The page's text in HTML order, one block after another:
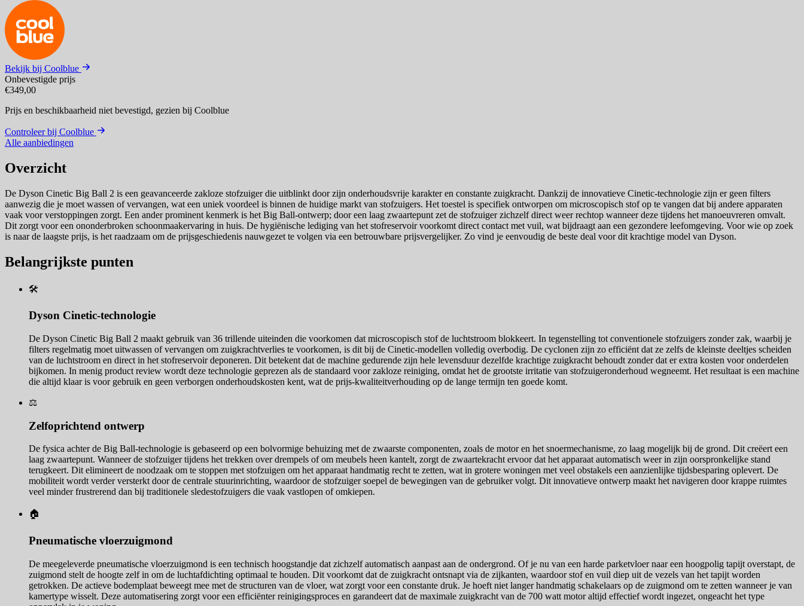
Bekijk bij Coolblue
Onbevestigde prijs
€349,00
Prijs en beschikbaarheid niet bevestigd, gezien bij Coolblue
Controleer bij Coolblue
Alle aanbiedingen
Overzicht
De Dyson Cinetic Big Ball 2 is een geavanceerde zakloze stofzuiger die uitblinkt door zijn onderhoudsvrije karakter en constante zuigkracht. Dankzij de innovatieve Cinetic-technologie zijn er geen filters
aanwezig die je moet wassen of vervangen, wat een uniek voordeel is binnen de huidige markt van stofzuigers. Het toestel is specifiek ontworpen om microscopisch stof op te vangen dat bij andere apparaten
vaak voor verstoppingen zorgt. Een ander prominent kenmerk is het Big Ball-ontwerp; door een laag zwaartepunt zet de stofzuiger zichzelf direct weer rechtop wanneer deze tijdens het manoeuvreren omvalt.
Dit zorgt voor een ononderbroken schoonmaakervaring in huis. De hygiënische lediging van het stofreservoir voorkomt direct contact met vuil, wat bijdraagt aan een gezondere leefomgeving. Voor wie op zoek
is naar de laagste prijs, is het raadzaam om de prijsgeschiedenis nauwgezet te volgen via een betrouwbare prijsvergelijker. Zo vind je eenvoudig de beste deal voor dit krachtige model van Dyson.
Belangrijkste punten
🛠️
Dyson Cinetic-technologie
De Dyson Cinetic Big Ball 2 maakt gebruik van 36 trillende uiteinden die voorkomen dat microscopisch stof de luchtstroom blokkeert. In tegenstelling tot conventionele stofzuigers zonder zak, waarbij je
filters regelmatig moet uitwassen of vervangen om zuigkrachtverlies te voorkomen, is dit bij de Cinetic-modellen volledig overbodig. De cyclonen zijn zo efficiënt dat ze zelfs de kleinste deeltjes scheiden
van de luchtstroom en direct in het stofreservoir deponeren. Dit betekent dat de machine gedurende zijn hele levensduur dezelfde krachtige zuigkracht behoudt zonder dat er extra kosten voor onderdelen
bijkomen. In menig product review wordt deze technologie geprezen als de standaard voor zakloze reiniging, omdat het de grootste irritatie van stofzuigeronderhoud wegneemt. Het resultaat is een machine
die altijd klaar is voor gebruik en geen verborgen onderhoudskosten kent, wat de prijs-kwaliteitverhouding op de lange termijn ten goede komt.
⚖️
Zelfoprichtend ontwerp
De fysica achter de Big Ball-technologie is gebaseerd op een bolvormige behuizing met de zwaarste componenten, zoals de motor en het snoermechanisme, zo laag mogelijk bij de grond. Dit creëert een
laag zwaartepunt. Wanneer de stofzuiger tijdens het trekken over drempels of om meubels heen kantelt, zorgt de zwaartekracht ervoor dat het apparaat automatisch weer in zijn oorspronkelijke stand
terugkeert. Dit elimineert de noodzaak om te stoppen met stofzuigen om het apparaat handmatig recht te zetten, wat in grotere woningen met veel obstakels een aanzienlijke tijdsbesparing oplevert. De
mobiliteit wordt verder versterkt door de centrale stuurinrichting, waardoor de stofzuiger soepel de bewegingen van de gebruiker volgt. Dit innovatieve ontwerp maakt het navigeren door krappe ruimtes
veel minder frustrerend dan bij traditionele sledestofzuigers die vaak vastlopen of omkiepen.
🏠
Pneumatische vloerzuigmond
De meegeleverde pneumatische vloerzuigmond is een technisch hoogstandje dat zichzelf automatisch aanpast aan de ondergrond. Of je nu van een harde parketvloer naar een hoogpolig tapijt overstapt, de
zuigmond stelt de hoogte zelf in om de luchtafdichting optimaal te houden. Dit voorkomt dat de zuigkracht ontsnapt via de zijkanten, waardoor stof en vuil diep uit de vezels van het tapijt worden
getrokken. De actieve bodemplaat beweegt mee met de structuren van de vloer, wat zorgt voor een constante druk. Je hoeft niet langer handmatig schakelaars op de zuigmond om te zetten wanneer je van
kamertype wisselt. Deze automatisering zorgt voor een efficiënter reinigingsproces en garandeert dat de maximale zuigkracht van de 700 watt motor altijd effectief wordt ingezet, ongeacht het type